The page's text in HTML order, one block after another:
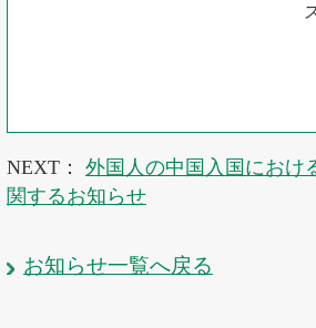
NEXT：
外国人の中国入国におけ
関するお知らせ
お知らせ一覧へ戻る